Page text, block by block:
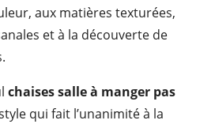
aux matières texturées,
et à la découverte de
chaises salle à manger pas
qui fait l’unanimité à la